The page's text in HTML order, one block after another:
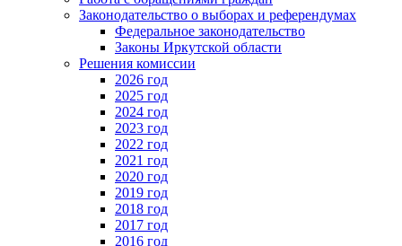
Законодательство о выборах и референдумах
Федеральное законодательство
Законы Иркутской области
Решения комиссии
2026 год
2025 год
2024 год
2023 год
2022 год
2021 год
2020 год
2019 год
2018 год
2017 год
2016 год